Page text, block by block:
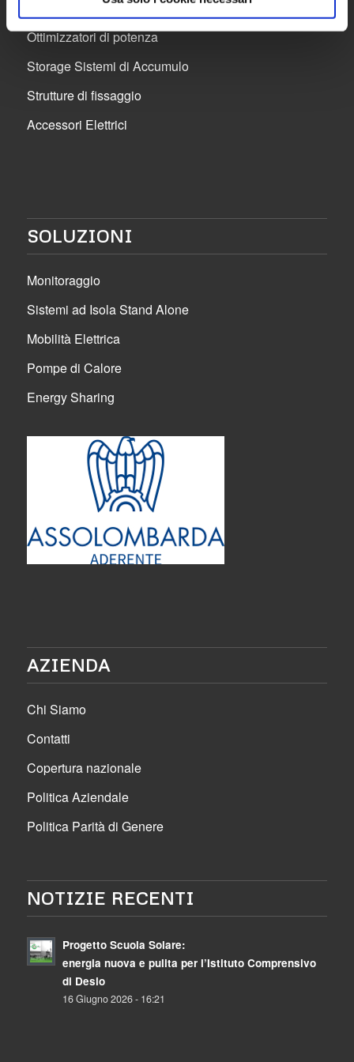
Ottimizzatori di potenza
Storage Sistemi di Accumulo
Strutture di fissaggio
Accessori Elettrici
SOLUZIONI
Monitoraggio
Sistemi ad Isola Stand Alone
Mobilità Elettrica
Pompe di Calore
Energy Sharing
AZIENDA
Chi Siamo
Contatti
Copertura nazionale
Politica Aziendale
Politica Parità di Genere
NOTIZIE RECENTI
Progetto Scuola Solare:
energia nuova e pulita per l’Istituto Comprensivo
di Desio
16 Giugno 2026 - 16:21